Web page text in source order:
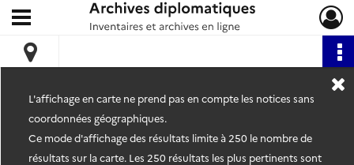
Archives diplomatiques
Ouvrir le menu déroulant
L'affichage en carte ne prend pas en compte les notices sans
coordonnées géographiques.
Ce mode d'affichage des résultats limite à 250 le nombre de
résultats sur la carte. Les 250 résultats les plus pertinents sont